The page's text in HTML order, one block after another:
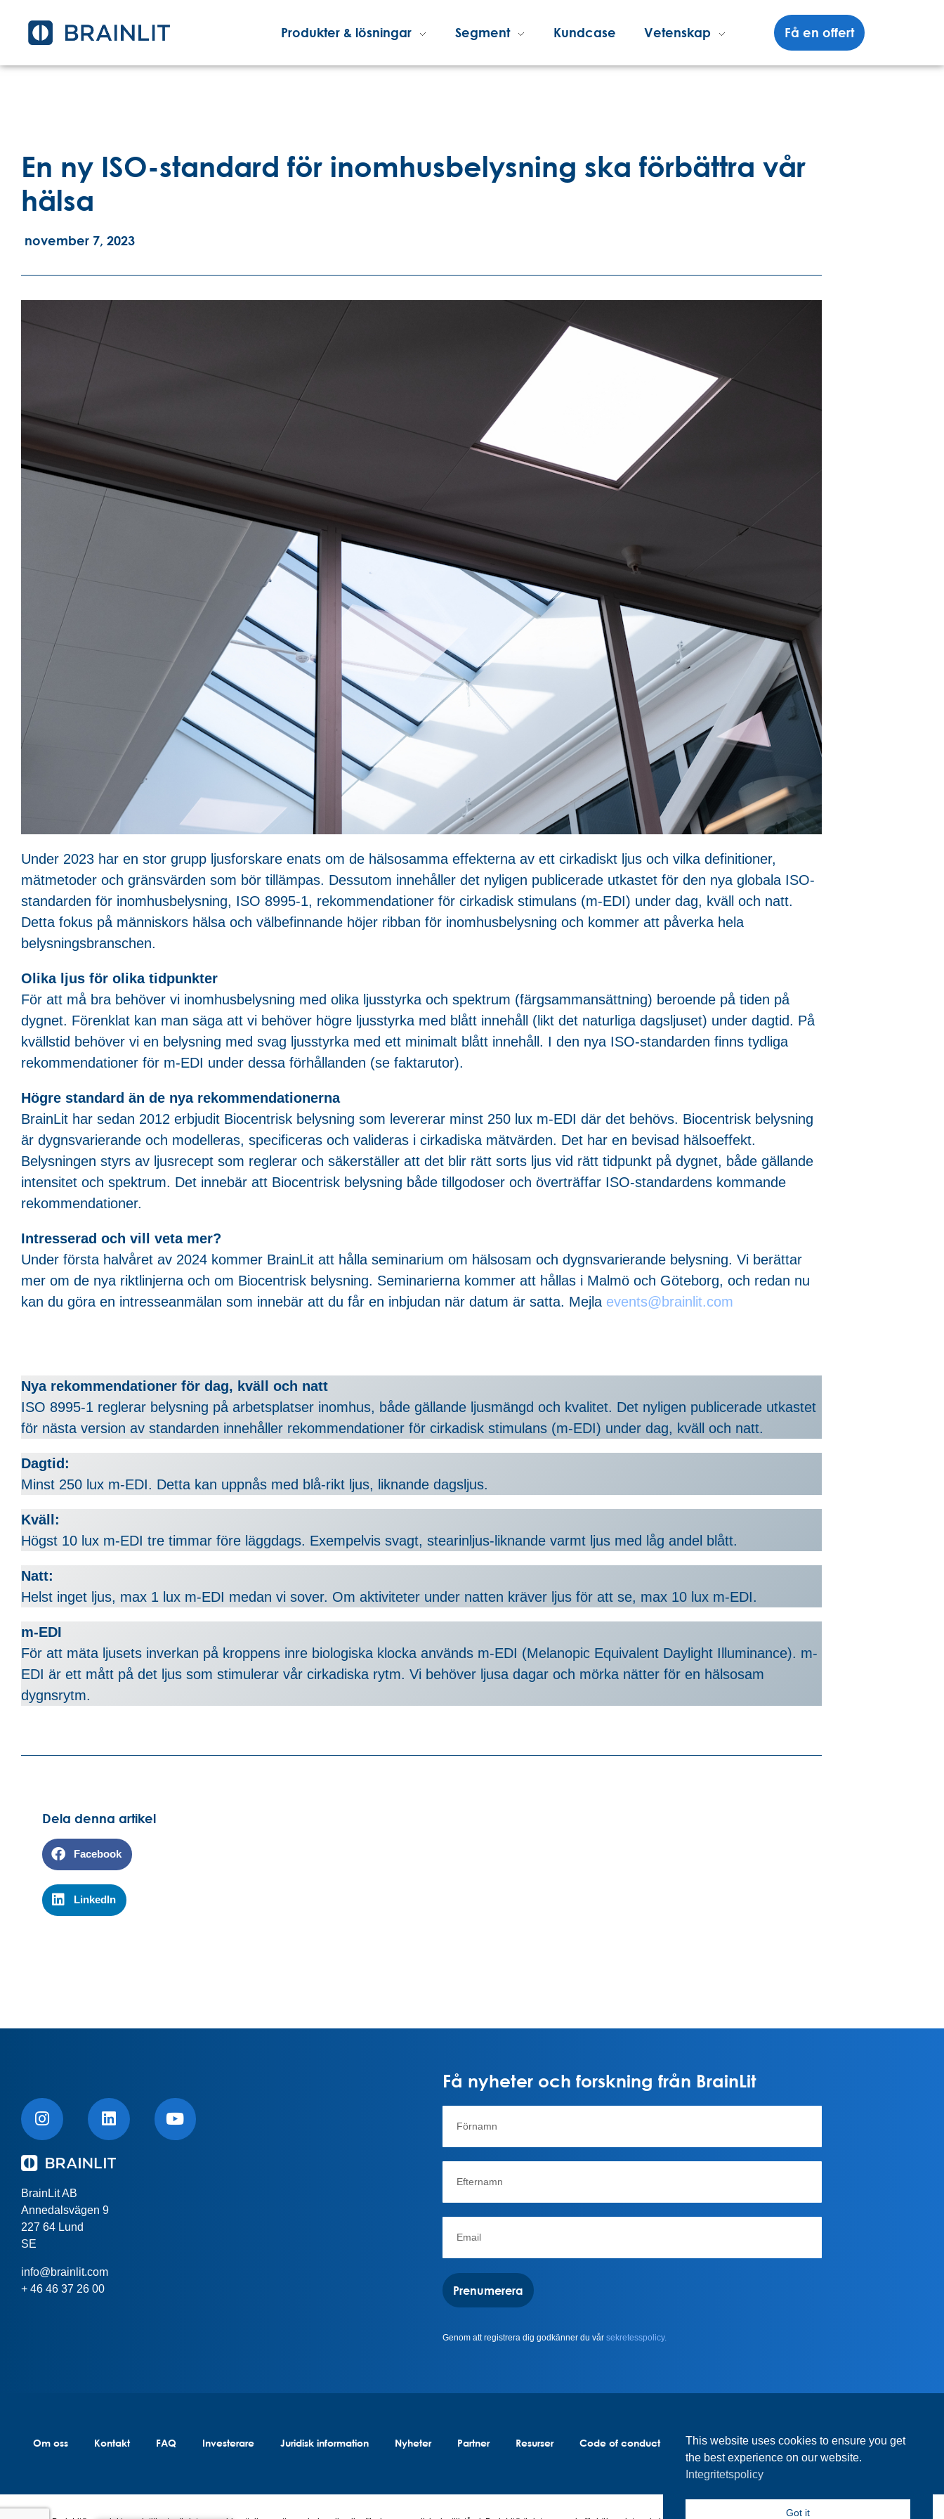
Produkter & lösningar Segment Kundcase Vetenskap Få en offert
En ny ISO-standard för inomhusbelysning ska förbättra vår
hälsa
november 7, 2023
Under 2023 har en stor grupp ljusforskare enats om de hälsosamma effekterna av ett cirkadiskt ljus och vilka definitioner,
mätmetoder och gränsvärden som bör tillämpas. Dessutom innehåller det nyligen publicerade utkastet för den nya globala ISO-
standarden för inomhusbelysning, ISO 8995-1, rekommendationer för cirkadisk stimulans (m-EDI) under dag, kväll och natt.
Detta fokus på människors hälsa och välbefinnande höjer ribban för inomhusbelysning och kommer att påverka hela
belysningsbranschen.
Olika ljus för olika tidpunkter
För att må bra behöver vi inomhusbelysning med olika ljusstyrka och spektrum (färgsammansättning) beroende på tiden på
dygnet. Förenklat kan man säga att vi behöver högre ljusstyrka med blått innehåll (likt det naturliga dagsljuset) under dagtid. På
kvällstid behöver vi en belysning med svag ljusstyrka med ett minimalt blått innehåll. I den nya ISO-standarden finns tydliga
rekommendationer för m-EDI under dessa förhållanden (se faktarutor).
Högre standard än de nya rekommendationerna
BrainLit har sedan 2012 erbjudit Biocentrisk belysning som levererar minst 250 lux m-EDI där det behövs. Biocentrisk belysning
är dygnsvarierande och modelleras, specificeras och valideras i cirkadiska mätvärden. Det har en bevisad hälsoeffekt.
Belysningen styrs av ljusrecept som reglerar och säkerställer att det blir rätt sorts ljus vid rätt tidpunkt på dygnet, både gällande
intensitet och spektrum. Det innebär att Biocentrisk belysning både tillgodoser och överträffar ISO-standardens kommande
rekommendationer.
Intresserad och vill veta mer?
Under första halvåret av 2024 kommer BrainLit att hålla seminarium om hälsosam och dygnsvarierande belysning. Vi berättar
mer om de nya riktlinjerna och om Biocentrisk belysning. Seminarierna kommer att hållas i Malmö och Göteborg, och redan nu
kan du göra en intresseanmälan som innebär att du får en inbjudan när datum är satta. Mejla events@brainlit.com
Nya rekommendationer för dag, kväll och natt
ISO 8995-1 reglerar belysning på arbetsplatser inomhus, både gällande ljusmängd och kvalitet. Det nyligen publicerade utkastet
för nästa version av standarden innehåller rekommendationer för cirkadisk stimulans (m-EDI) under dag, kväll och natt.
Dagtid:
Minst 250 lux m-EDI. Detta kan uppnås med blå-rikt ljus, liknande dagsljus.
Kväll:
Högst 10 lux m-EDI tre timmar före läggdags. Exempelvis svagt, stearinljus-liknande varmt ljus med låg andel blått.
Natt:
Helst inget ljus, max 1 lux m-EDI medan vi sover. Om aktiviteter under natten kräver ljus för att se, max 10 lux m-EDI.
m-EDI
För att mäta ljusets inverkan på kroppens inre biologiska klocka används m-EDI (Melanopic Equivalent Daylight Illuminance). m-
EDI är ett mått på det ljus som stimulerar vår cirkadiska rytm. Vi behöver ljusa dagar och mörka nätter för en hälsosam
dygnsrytm.
Dela denna artikel
Facebook
LinkedIn
BrainLit AB
Annedalsvägen 9
227 64 Lund
SE
info@brainlit.com
+ 46 46 37 26 00
Få nyheter och forskning från BrainLit
Prenumerera
Genom att registrera dig godkänner du vår sekretesspolicy.
Om oss Kontakt FAQ Investerare Juridisk information Nyheter Partner Resurser Code of conduct Code of conduct suppliers
This website uses cookies to ensure you get
the best experience on our website.
Integritetspolicy
Got it